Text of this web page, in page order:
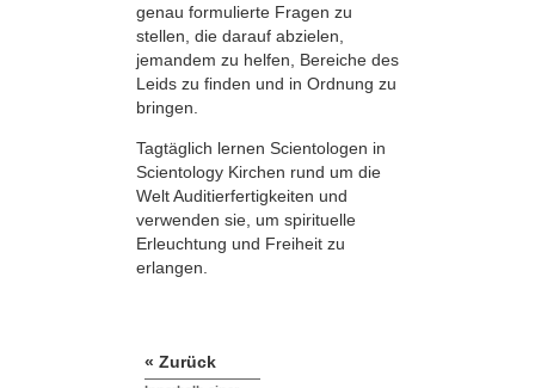
genau formulierte Fragen zu
stellen, die darauf abzielen,
jemandem zu helfen, Bereiche des
Leids zu finden und in Ordnung zu
bringen.
Tagtäglich lernen Scientologen in
Scientology Kirchen rund um die
Welt Auditierfertigkeiten und
verwenden sie, um spirituelle
Erleuchtung und Freiheit zu
erlangen.
« Zurück